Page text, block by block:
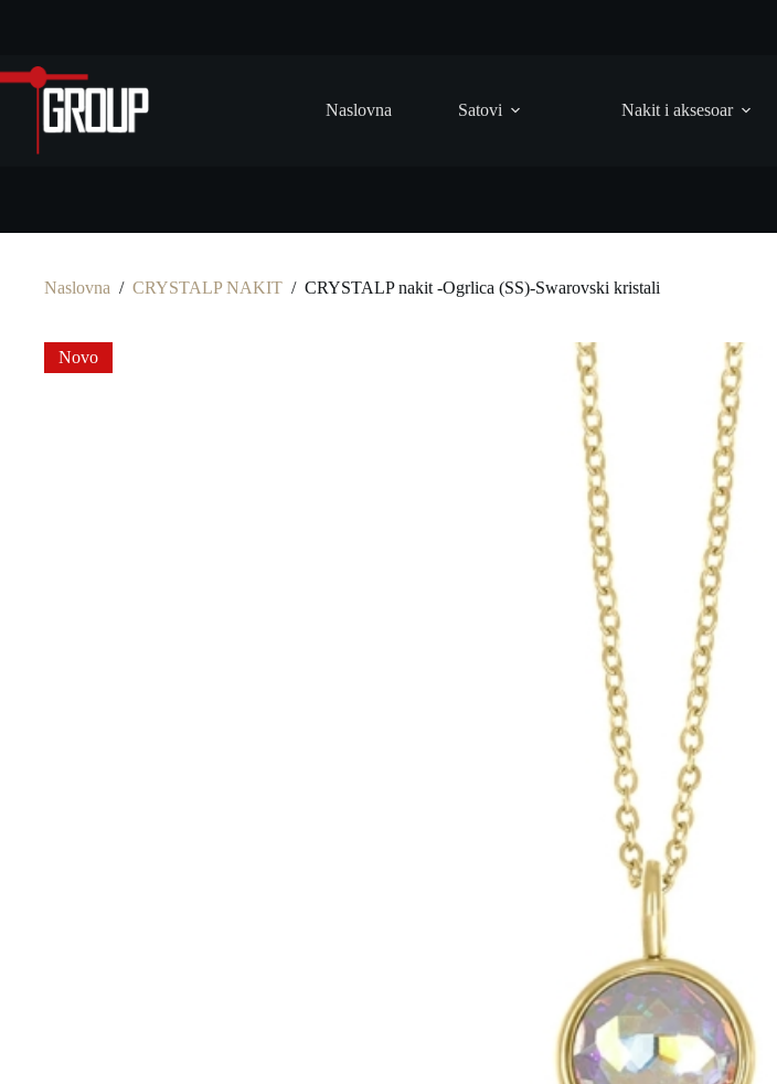
Naslovna Satovi Nakit i aksesoar
Naslovna / CRYSTALP NAKIT / CRYSTALP nakit -Ogrlica (SS)-Swarovski kristali
Novo